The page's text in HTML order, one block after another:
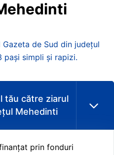
de Sud din județul
pași simpli și rapizi.
tău către ziarul
Mehedinti
prin fonduri